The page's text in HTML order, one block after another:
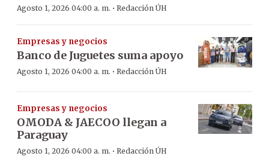
Agosto 1, 2026 04:00 a. m. · Redacción ÚH
Empresas y negocios
Banco de Juguetes suma apoyo
Agosto 1, 2026 04:00 a. m. · Redacción ÚH
Empresas y negocios
OMODA & JAECOO llegan a
Paraguay
Agosto 1, 2026 04:00 a. m. · Redacción ÚH